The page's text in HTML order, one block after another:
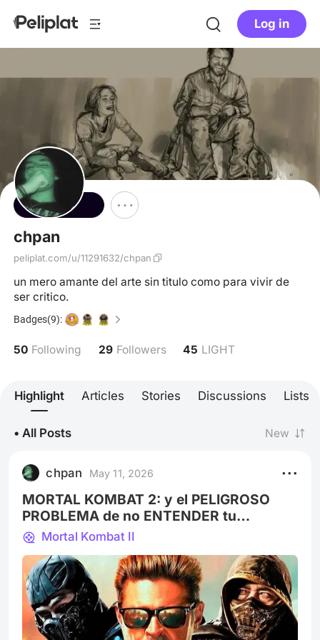
Log in
Follow
chpan
peliplat.com/u/11291632/chpan
un mero amante del arte sin titulo como para vivir de
ser critico.
Badges(9):
50 Following 29 Followers 45 LIGHT
Highlight Articles Stories Discussions Lists
• All Posts New
chpan May 11, 2026
MORTAL KOMBAT 2: y el PELIGROSO
PROBLEMA de no ENTENDER tu
PUBLICO.
Mortal Kombat II